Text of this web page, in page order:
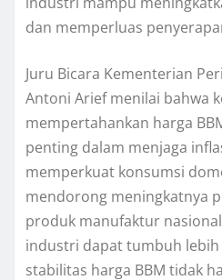
dan memperluas
Juru Bicara Kementerian
Antoni Arief menilai bahwa
mempertahankan harga
penting dalam menjaga
memperkuat konsumsi
mendorong meningkatnya
produk manufaktur
industri dapat tumbuh lebih
stabilitas harga BBM tidak